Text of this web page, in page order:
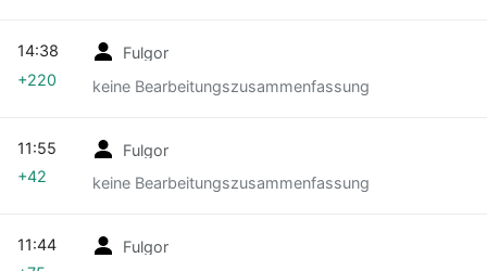
Fulgor
keine Bearbeitungszusammenfassung
14:38
+220
Fulgor
keine Bearbeitungszusammenfassung
11:55
+42
Fulgor
11:44